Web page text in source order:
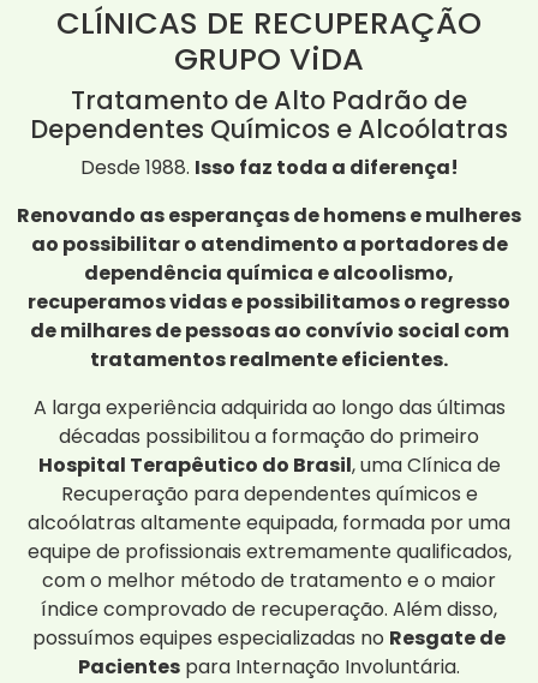
CLÍNICAS DE RECUPERAÇÃO
GRUPO ViDA
Tratamento de Alto Padrão de
Dependentes Químicos e Alcoólatras
Desde 1988. Isso faz toda a diferença!
Renovando as esperanças de homens e mulheres
ao possibilitar o atendimento a portadores de
dependência química e alcoolismo,
recuperamos vidas e possibilitamos o regresso
de milhares de pessoas ao convívio social com
tratamentos realmente eficientes.
A larga experiência adquirida ao longo das últimas
décadas possibilitou a formação do primeiro
Hospital Terapêutico do Brasil, uma Clínica de
Recuperação para dependentes químicos e
alcoólatras altamente equipada, formada por uma
equipe de profissionais extremamente qualificados,
com o melhor método de tratamento e o maior
índice comprovado de recuperação. Além disso,
possuímos equipes especializadas no Resgate de
Pacientes para Internação Involuntária.